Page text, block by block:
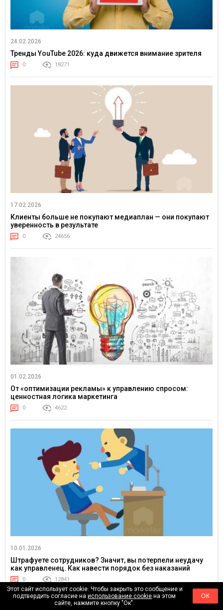
24.02.2026
Тренды YouTube 2026: куда движется внимание зрителя
0 18271
17.02.2026
Клиенты больше не покупают медиаплан — они покупают
уверенность в результате
0 24656
01.02.2026
От «оптимизации рекламы» к управлению спросом:
ценностная логика маркетинга
0 4622
10.01.2026
Штрафуете сотрудников? Значит, вы потерпели неудачу
как управленец. Как навести порядок без наказаний
0 12841
Этот сайт использует cookie. Чтобы закрыть это сообщение и
подтвердить согласие наиспользование cookie на этом
сайте, нажмите кнопку "Ок".
ОК